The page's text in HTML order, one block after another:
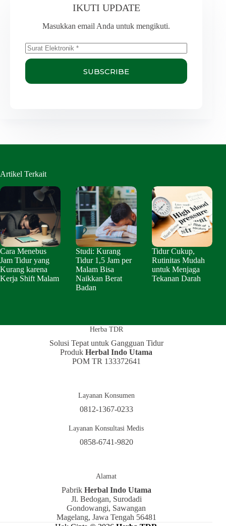
IKUTI UPDATE
Masukkan email Anda untuk mengikuti.
SUBSCRIBE
Artikel Terkait
Cara Menebus
Jam Tidur yang
Kurang karena
Kerja Shift Malam
Studi: Kurang
Tidur 1,5 Jam per
Malam Bisa
Naikkan Berat
Badan
Tidur Cukup,
Rutinitas Mudah
untuk Menjaga
Tekanan Darah
Herba TDR
Solusi Tepat untuk Gangguan Tidur
ProdukHerbal Indo Utama
POM TR 133372641
Layanan Konsumen
0812-1367-0233
Layanan Konsultasi Medis
0858-6741-9820
Alamat
Pabrik Herbal Indo Utama
Jl. Bedogan, Surodadi
Gondowangi, Sawangan
Magelang, Jawa Tengah 56481